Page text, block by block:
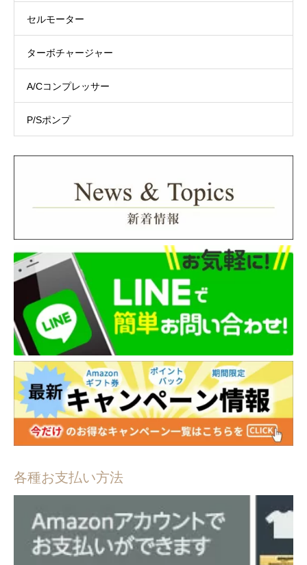
カ）ジェイトック
40,000 円 ～ 54,000 円
株式会社ネットプロテクションズ
セルモーター
ターボチャージャー
A/Cコンプレッサー
P/Sポンプ
各種お支払い方法